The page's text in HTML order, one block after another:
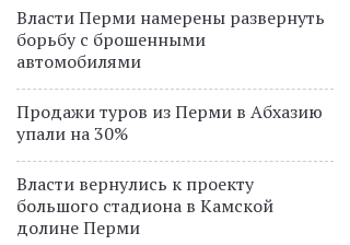
Власти Перми намерены развернуть
борьбу с брошенными
автомобилями
Продажи туров из Перми в Абхазию
упали на 30%
Власти вернулись к проекту
большого стадиона в Камской
долине Перми